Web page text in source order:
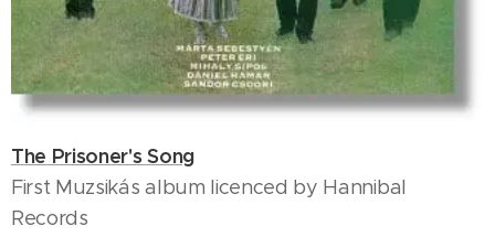
The Prisoner's Song
First Muzsikás album licenced by Hannibal
Records